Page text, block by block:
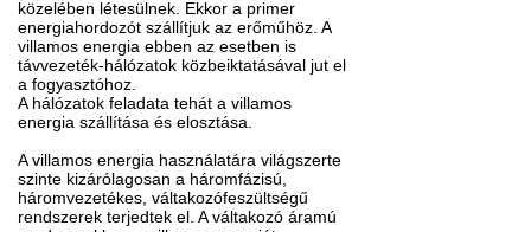
közelében létesülnek. Ekkor a primer
energiahordozót szállítjuk az erőműhöz. A
villamos energia ebben az esetben is
távvezeték-hálózatok közbeiktatásával jut el
a fogyasztóhoz.
A hálózatok feladata tehát a villamos
energia szállítása és elosztása.
A villamos energia használatára világszerte
szinte kizárólagosan a háromfázisú,
háromvezetékes, váltakozófeszültségű
rendszerek terjedtek el. A váltakozó áramú